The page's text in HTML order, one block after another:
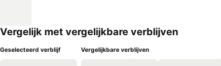
Vergelijk met vergelijkbare verblijven
Geselecteerd verblijf Vergelijkbare verblijven